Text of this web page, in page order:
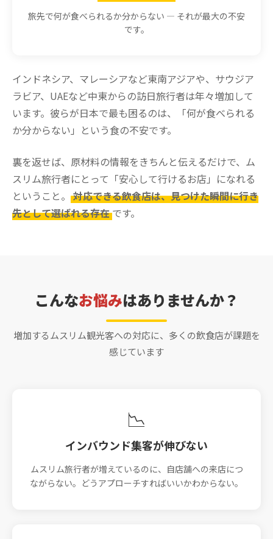
旅先で何が食べられるか分からない — それが最大の不安
です。
インドネシア、マレーシアなど東南アジアや、サウジア
ラビア、UAEなど中東からの訪日旅行者は年々増加して
います。彼らが日本で最も困るのは、「何が食べられる
か分からない」という食の不安です。
裏を返せば、原材料の情報をきちんと伝えるだけで、ム
スリム旅行者にとって「安心して行けるお店」になれる
ということ。 対応できる飲食店は、見つけた瞬間に行き
先として選ばれる存在 です。
こんなお悩みはありませんか？
増加するムスリム観光客への対応に、多くの飲食店が課題を
感じています
📉
インバウンド集客が伸びない
ムスリム旅行者が増えているのに、自店舗への来店につ
ながらない。どうアプローチすればいいかわからない。